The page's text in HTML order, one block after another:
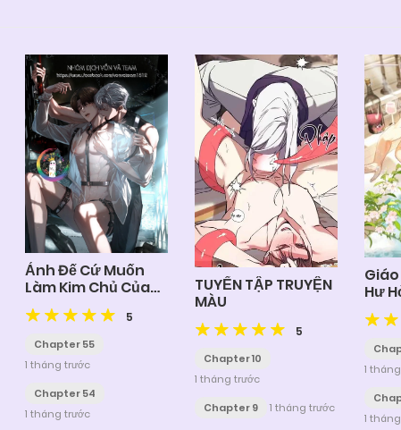
Ảnh Đế Cứ Muốn
Làm Kim Chủ Của
Tôi
5
Chapter 55
1 tháng trước
Chapter 54
1 tháng trước
TUYỂN TẬP TRUYỆN
MÀU
5
Chapter 10
1 tháng trước
Chapter 9
1 tháng trước
Hư
1
1